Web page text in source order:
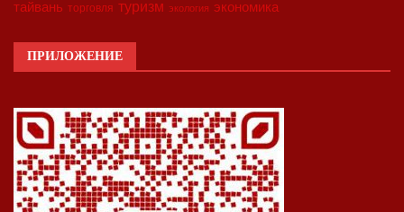
тайвань торговля туризм экология экономика
ПРИЛОЖЕНИЕ